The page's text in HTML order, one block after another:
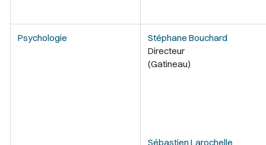
Psychologie
Stéphane Bouchard
Directeur
(Gatineau)
Sébastien Larochelle